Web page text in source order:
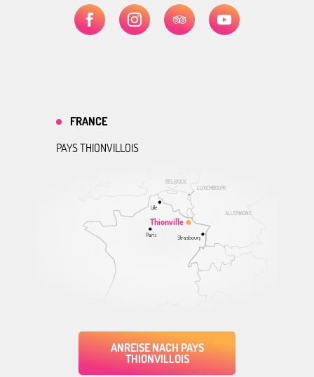
ALLEMAGNE
BELGIQUE
LUXEMBOURG
Thionville
Lille
Paris Strasbourg
FRANCE
PAYS THIONVILLOIS
ANREISE NACH PAYS
THIONVILLOIS